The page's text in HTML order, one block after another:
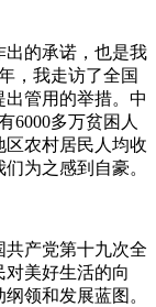
出的承诺，也是我
，我走访了全国
管用的举措。中
6000多万贫困人
区农村居民人均收
为之感到自豪。
产党第十九次全
美好生活的向
领和发展蓝图。